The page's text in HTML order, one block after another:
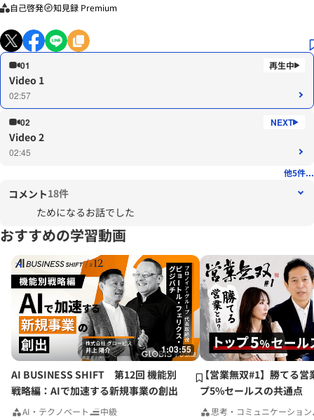
自己啓発 知見録 Premium
01
Video 1
02:57
02
Video 2
02:45
他5件...
コメント18件
ためになるお話でした
おすすめの学習動画
1:03:55
AI BUSINESS SHIFT 第12回 機能別
戦略編：AIで加速する新規事業の創出
AI・テクノベート 中級
【営業無双#1】勝てる営
プ5%セールスの共通点
思考・コミュニケーション